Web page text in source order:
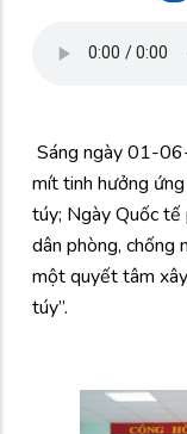
Sáng ngày 01-
mít tinh hưởng
túy; Ngày Quốc tế
dân phòng, chống
một quyết tâm
túy”.